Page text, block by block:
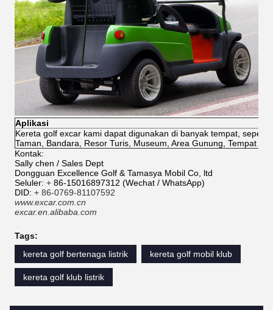
Aplikasi
Kereta golf excar kami dapat digunakan di banyak tempat,
Taman, Bandara, Resor Turis, Museum, Area Gunung, Tempat
Kontak:
Sally chen / Sales Dept
Dongguan Excellence Golf & Tamasya Mobil Co, ltd
Seluler: + 86-15016897312 (Wechat / WhatsApp)
DID: + 86-0769-81107592
www.excar.com.cn
excar.en.alibaba.com
Tags:
kereta golf bertenaga listrik
kereta golf mobil klub
kereta golf klub listrik